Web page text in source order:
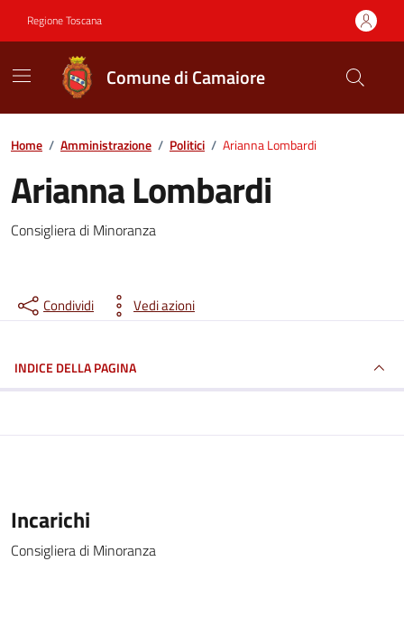
Regione Toscana
Comune di Camaiore
Contenuti in evidenza
Home / Amministrazione / Politici / Arianna Lombardi
Arianna Lombardi
Consigliera di Minoranza
Condividi Vedi azioni
INDICE DELLA PAGINA
Incarichi
Consigliera di Minoranza